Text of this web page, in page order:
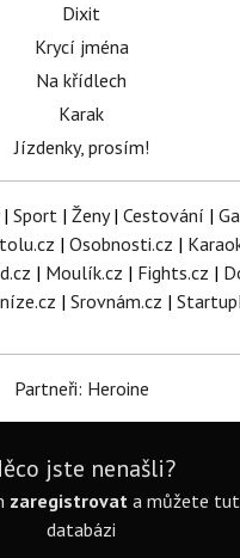
Dixit
Krycí jména
Na křídlech
Karak
Jízdenky, prosím!
| Sport | Ženy| Cestování |
| Osobnosti.cz |
| Moulík.cz | Fights.cz |
| Srovnám.cz |
Partneři: Heroine
jste nenašli?
zaregistrovat a můžete
databázi